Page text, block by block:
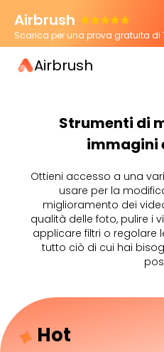
Airbrush
Scarica per una prova gratuita di
Airbrush
Strumenti di
immagini
Ottieni accesso a una
usare per la
miglioramento dei
qualità delle foto, pulire i
applicare filtri o regolare
tutto ciò di cui hai
Hot